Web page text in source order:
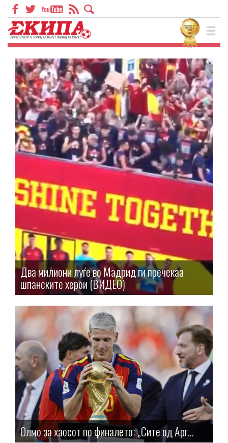
Два милиони луѓе во Мадрид ги пречекаа
шпанските херои (ВИДЕО)
Олмо за хаосот по финалето: „Сите од Арг...